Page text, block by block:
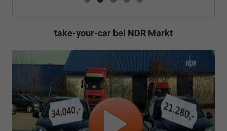
take-your-car bei NDR Markt